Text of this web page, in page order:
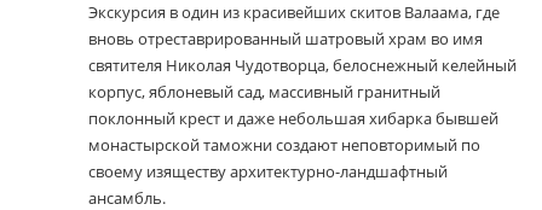
Экскурсия в один из красивейших скитов Валаама, где
вновь отреставрированный шатровый храм во имя
святителя Николая Чудотворца, белоснежный келейный
корпус, яблоневый сад, массивный гранитный
поклонный крест и даже небольшая хибарка бывшей
монастырской таможни создают неповторимый по
своему изяществу архитектурно-ландшафтный
ансамбль.